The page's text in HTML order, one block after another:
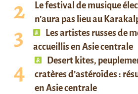
Le festival de musique
n’aura pas lieu au
Les artistes russes de
accueillis en Asie centrale
Desert kites,
cratères d’astéroïdes :
en Asie centrale